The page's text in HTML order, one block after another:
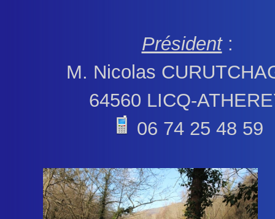
Président:
M. Nicolas
64560 LICQ-
06 74 25 48 59